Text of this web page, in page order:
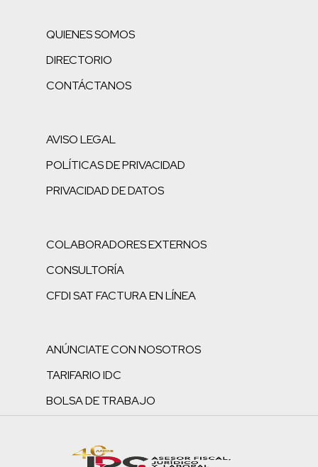
QUIENES SOMOS
DIRECTORIO
CONTÁCTANOS
AVISO LEGAL
POLÍTICAS DE PRIVACIDAD
PRIVACIDAD DE DATOS
COLABORADORES EXTERNOS
CONSULTORÍA
CFDI SAT FACTURA EN LÍNEA
ANÚNCIATE CON NOSOTROS
TARIFARIO IDC
BOLSA DE TRABAJO